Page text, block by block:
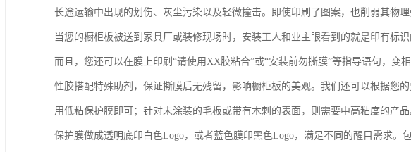
长途运输中出现的划伤、灰尘污染以及轻微撞击。即使印刷了图案，也削弱其物
当您的橱柜板被送到家具厂或装修现场时，安装工人和业主眼看到的就是印有标
而且，您还可以在膜上印刷“请使用XX胶粘合”或“安装前勿撕膜”等指导语句，变
性胶搭配特殊助剂，保证撕膜后无残留，影响橱柜板的美观。我们还可以根据
用低粘保护膜即可；针对未涂装的毛板或带有木刺的表面，则需要中高粘度的产
保护膜做成透明底印白色Logo，或者蓝色膜印黑色Logo，满足不同的醒目需求。